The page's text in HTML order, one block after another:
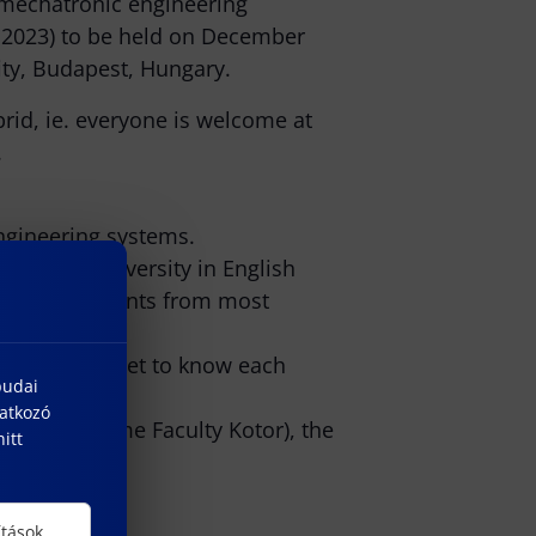
to be held on December
Budapest, Hungary.
ie. everyone is welcome at
systems.
Óbuda University in English
of students from most
to get to know each
– Maritime Faculty Kotor), the